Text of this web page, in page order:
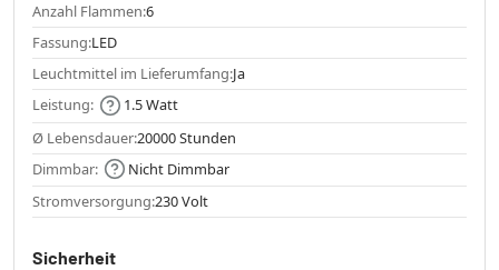
Anzahl Flammen:6
Fassung:LED
Leuchtmittel im Lieferumfang:Ja
Leistung:
1.5 Watt
Ø Lebensdauer:20000 Stunden
Dimmbar:
Nicht Dimmbar
Stromversorgung:230 Volt
Sicherheit